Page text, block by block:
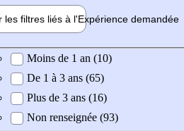
les filtres liés à l'Expérience demandée
demandée
Moins de 1 an (10)
De 1 à 3 ans (65)
Plus de 3 ans (16)
Non renseignée (93)